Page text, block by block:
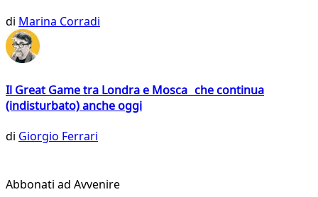
di Marina Corradi
Il Great Game tra Londra e Mosca che continua
(indisturbato) anche oggi
di Giorgio Ferrari
Abbonati ad Avvenire